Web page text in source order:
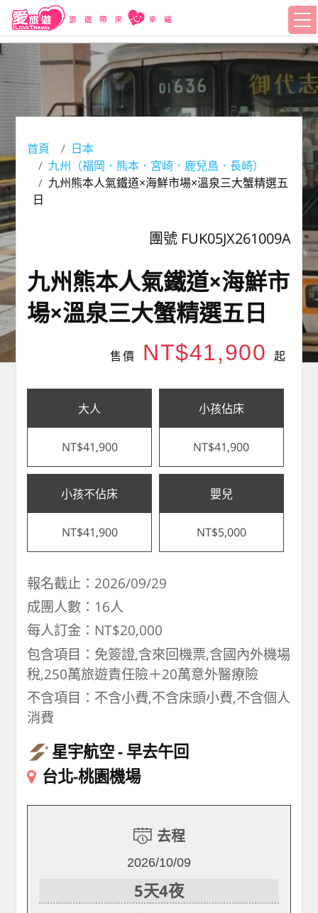
首頁
日本
九州（福岡．熊本．宮崎．鹿兒島．長崎）
九州熊本人氣鐵道×海鮮市場×溫泉三大蟹精選五
日
團號 FUK05JX261009A
九州熊本人氣鐵道×海鮮市
場×溫泉三大蟹精選五日
售價 NT$41,900 起
大人
NT$41,900
小孩佔床
NT$41,900
小孩不佔床
NT$41,900
嬰兒
NT$5,000
報名截止：2026/09/29
成團人數：16人
每人訂金：NT$20,000
包含項目：免簽證,含來回機票,含國內外機場
稅,250萬旅遊責任險＋20萬意外醫療險
不含項目：不含小費,不含床頭小費,不含個人
消費
星宇航空 早去午回
台北-桃園機場
去程
2026/10/09
5天4夜